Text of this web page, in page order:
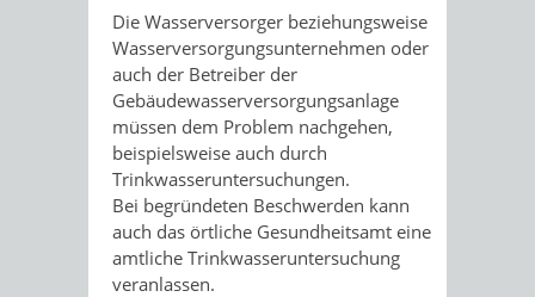
Die Wasserversorger beziehungsweise
Wasserversorgungsunternehmen oder
auch der Betreiber der
Gebäudewasserversorgungsanlage
müssen dem Problem nachgehen,
beispielsweise auch durch
Trinkwasseruntersuchungen.
Bei begründeten Beschwerden kann
auch das örtliche Gesundheitsamt eine
amtliche Trinkwasseruntersuchung
veranlassen.